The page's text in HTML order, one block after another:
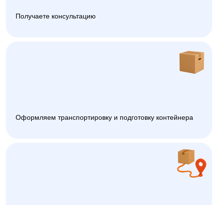
Получаете консультацию
Оформляем транспортировку и подготовку контейнера